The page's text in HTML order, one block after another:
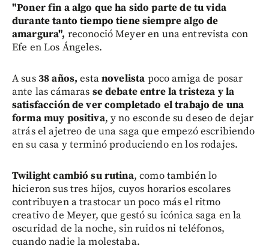
"Poner fin a algo que ha sido parte de tu vida
durante tanto tiempo tiene siempre algo de
amargura", reconoció Meyer en una entrevista con
Efe en Los Ángeles.
A sus38 años, estanovelista poco amiga de posar
ante las cámaras se debate entre la tristeza y la
satisfacciónde ver completado el trabajo de una
forma muy positiva, y no esconde su deseo de dejar
atrás el ajetreo de una saga que empezó escribiendo
en su casa y terminó produciendo en los rodajes.
Twilight cambió su rutina, como también lo
hicieron sus tres hijos, cuyos horarios escolares
contribuyen a trastocar un poco más el ritmo
creativo de Meyer, que gestó su icónica saga en la
oscuridad de la noche, sin ruidos ni teléfonos,
cuando nadie la molestaba.